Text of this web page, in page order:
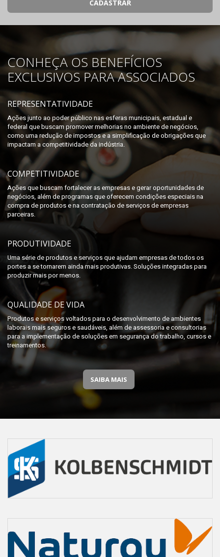
CONHEÇA OS BENEFÍCIOS
EXCLUSIVOS PARA ASSOCIADOS
REPRESENTATIVIDADE
Ações junto ao poder público nas esferas municipais, estadual e
federal que buscam promover melhorias no ambiente de negócios,
como uma redução de impostos e a simplificação de obrigações que
impactam a competitividade da indústria.
COMPETITIVIDADE
Ações que buscam fortalecer as empresas e gerar oportunidades de
negócios, além de programas que oferecem condições especiais na
compra de produtos e na contratação de serviços de empresas
parceiras.
PRODUTIVIDADE
Uma série de produtos e serviços que ajudam empresas de todos os
portes a se tornarem ainda mais produtivas. Soluções integradas para
produzir mais por menos.
QUALIDADE DE VIDA
Produtos e serviços voltados para o desenvolvimento de ambientes
laborais mais seguros e saudáveis, além de assessoria e consultorias
para a implementação de soluções em segurança do trabalho, cursos e
treinamentos.
SAIBA MAIS